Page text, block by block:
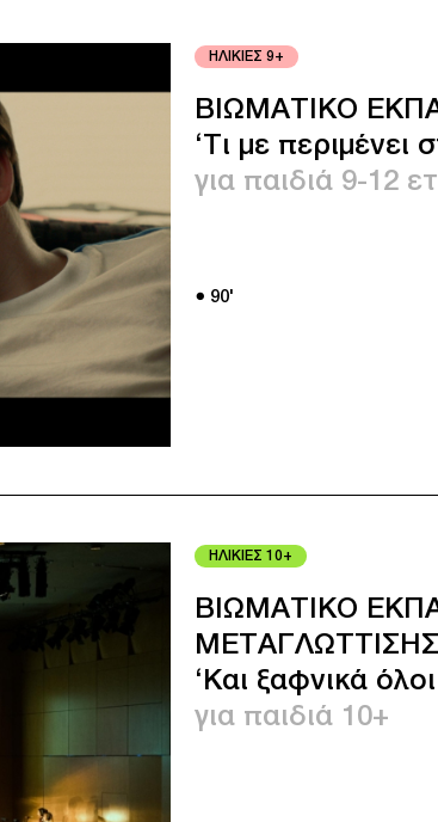
ΗΛΙΚΙΕΣ 9+
ΒΙΩΜΑΤΙΚΟ
‘Τι με περιμένει
για παιδιά 9-12
● 90'
ΗΛΙΚΙΕΣ 10+
ΒΙΩΜΑΤΙΚΟ
ΜΕΤΑΓΛΩΤΤΙΣΗΣ
‘Και ξαφνικά
για παιδιά 10+